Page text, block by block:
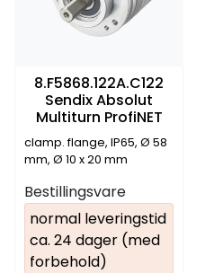
8.F5868.122A.C122
Sendix Absolut
Multiturn ProfiNET
clamp. flange, IP65, Ø 58
mm, Ø 10 x 20 mm
Bestillingsvare
normal leveringstid
ca. 24 dager (med
forbehold)